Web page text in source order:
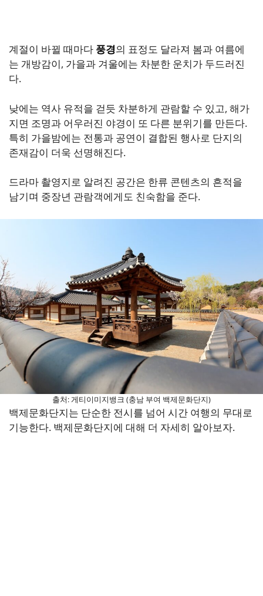
계절이 바뀔 때마다 풍경의 표정도 달라져 봄과 여름에
는 개방감이, 가을과 겨울에는 차분한 운치가 두드러진
다.
낮에는 역사 유적을 걷듯 차분하게 관람할 수 있고, 해가
지면 조명과 어우러진 야경이 또 다른 분위기를 만든다.
특히 가을밤에는 전통과 공연이 결합된 행사로 단지의
존재감이 더욱 선명해진다.
드라마 촬영지로 알려진 공간은 한류 콘텐츠의 흔적을
남기며 중장년 관람객에게도 친숙함을 준다.
출처: 게티이미지뱅크 (충남 부여 백제문화단지)
백제문화단지는 단순한 전시를 넘어 시간 여행의 무대로
기능한다. 백제문화단지에 대해 더 자세히 알아보자.